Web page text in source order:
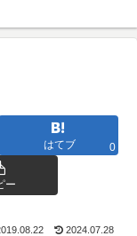
はてブ 0
ー
2024.07.28